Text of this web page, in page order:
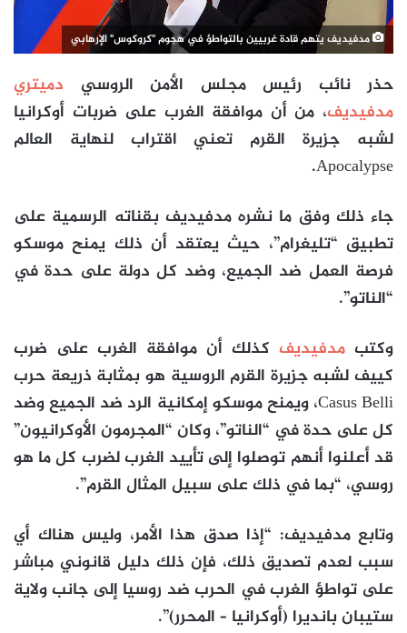
مدفيديف يتهم قادة غربيين بالتواطؤ في هجوم "كروكوس" الإرهابي
حذر نائب رئيس مجلس الأمن الروسي دميتري
مدفيديف، من أن موافقة الغرب على ضربات أوكرانيا
لشبه جزيرة القرم تعني اقتراب لنهاية العالم
Apocalypse.
جاء ذلك وفق ما نشره مدفيديف بقناته الرسمية على
تطبيق “تليغرام”، حيث يعتقد أن ذلك يمنح موسكو
فرصة العمل ضد الجميع، وضد كل دولة على حدة في
“الناتو”.
وكتب مدفيديف كذلك أن موافقة الغرب على ضرب
كييف لشبه جزيرة القرم الروسية هو بمثابة ذريعة حرب
Casus Belli، ويمنح موسكو إمكانية الرد ضد الجميع وضد
كل على حدة في “الناتو”، وكان “المجرمون الأوكرانيون”
قد أعلنوا أنهم توصلوا إلى تأييد الغرب لضرب كل ما هو
روسي، “بما في ذلك على سبيل المثال القرم”.
وتابع مدفيديف: “إذا صدق هذا الأمر، وليس هناك أي
سبب لعدم تصديق ذلك، فإن ذلك دليل قانوني مباشر
على تواطؤ الغرب في الحرب ضد روسيا إلى جانب ولاية
ستيبان بانديرا (أوكرانيا – المحرر)”.